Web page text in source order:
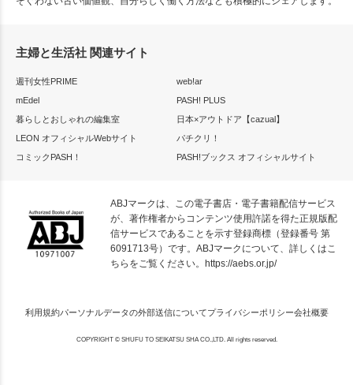
主婦と生活社 関連サイト
週刊女性PRIME
web!ar
mEdel
PASH! PLUS
暮らしとおしゃれの編集室
日本×アウトドア【cazual】
LEON オフィシャルWebサイト
パチクリ！
コミックPASH！
PASH!ブックス オフィシャルサイト
ABJマークは、この電子書店・電子書籍配信サービス
が、著作権者からコンテンツ使用許諾を得た正規版配
信サービスであることを示す登録商標（登録番号 第
6091713号）です。ABJマークについて、詳しくはこ
ちらをご覧ください。
https://aebs.or.jp/
利用規約パーソナルデータの外部送信についてプライバシーポリシー会社概要
COPYRIGHT © SHUFU TO SEIKATSU SHA CO.,LTD. All rights reserved.